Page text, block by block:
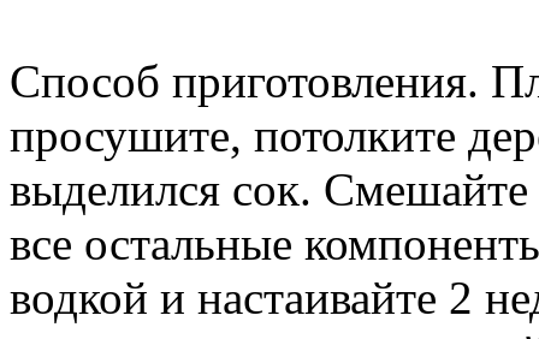
Способ приготовления.
просушите, потолките
выделился сок.
все остальные
водкой и настаивайте 2